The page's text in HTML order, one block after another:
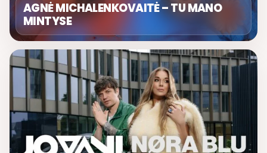
AGNĖ MICHALENKOVAITĖ – TU MANO
MINTYSE